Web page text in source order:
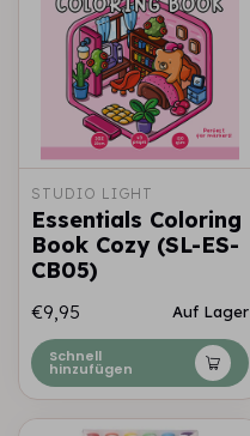
STUDIO LIGHT
Essentials Coloring
Book Cozy (SL-ES-
CB05)
€9,95 Auf Lager
Schnell
hinzufügen